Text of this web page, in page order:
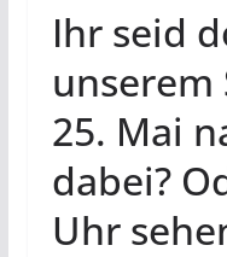
Ihr seid
25. Mai
dabei?
Uhr